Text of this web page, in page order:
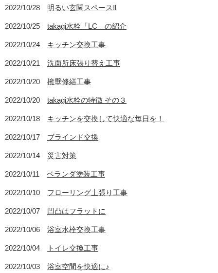
2022/10/28 明るい玄関スペース‼
2022/10/25 takagi水栓「LC」の紹介
2022/10/24 キッチン交換工事
2022/10/21 洗面所床張り替え工事
2022/10/20 擁壁修繕工事
2022/10/20 takagi水栓の特徴 その３
2022/10/18 キッチンを交換して快適な毎日を！
2022/10/17 ブラインド交換
2022/10/14 災害対策
2022/10/11 ベランダ塗装工事
2022/10/10 フローリング上張り工事
2022/10/07 凹凸はフラットに
2022/10/06 浴室水栓交換工事
2022/10/04 トイレ交換工事
2022/10/03 浴室空間を快適に♪